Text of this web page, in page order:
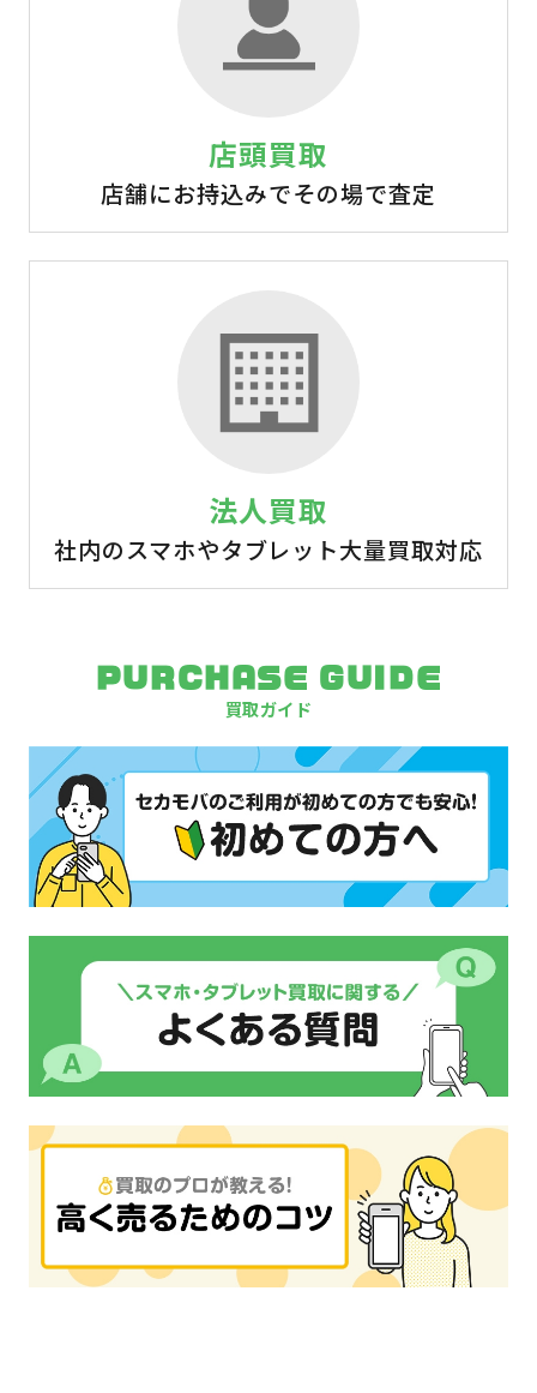
店頭買取
店舗にお持込みでその場で査定
法人買取
社内のスマホやタブレット大量買取対応
PURCHASE GUIDE
買取ガイド